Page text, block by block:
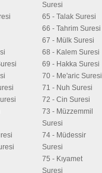
Suresi
65 - Talak Suresi
66 - Tahrim Suresi
67 - Mülk Suresi
68 - Kalem Suresi
69 - Hakka Suresi
70 - Me'aric Suresi
71 - Nuh Suresi
72 - Cin Suresi
73 - Müzzemmil
Suresi
74 - Müdessir
Suresi
75 - Kıyamet
Suresi